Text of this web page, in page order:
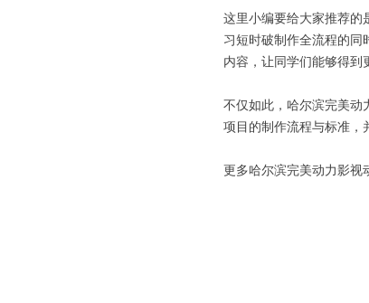
这里小编要给大家推荐的
习短时破制作全流程的同
内容，让同学们能够得到
不仅如此，哈尔滨完美动
项目的制作流程与标准，
更多哈尔滨完美动力影视